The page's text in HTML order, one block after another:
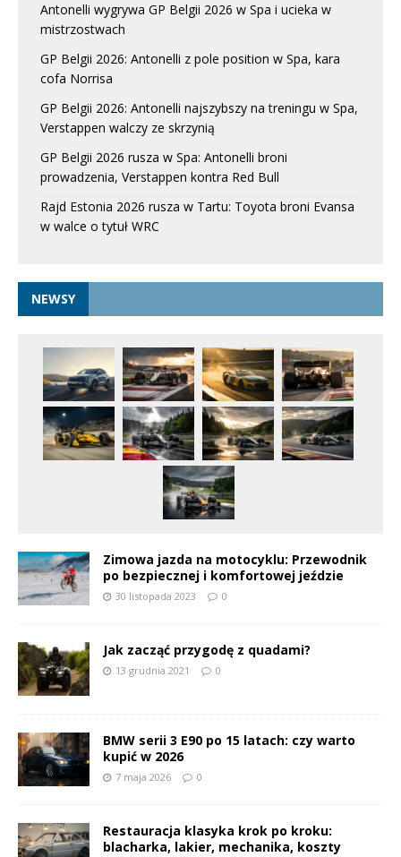
Antonelli wygrywa GP Belgii 2026 w Spa i ucieka w
mistrzostwach
GP Belgii 2026: Antonelli z pole position w Spa, kara
cofa Norrisa
GP Belgii 2026: Antonelli najszybszy na treningu w Spa,
Verstappen walczy ze skrzynią
GP Belgii 2026 rusza w Spa: Antonelli broni
prowadzenia, Verstappen kontra Red Bull
Rajd Estonia 2026 rusza w Tartu: Toyota broni Evansa
w walce o tytuł WRC
NEWSY
Zimowa jazda na motocyklu: Przewodnik
po bezpiecznej i komfortowej jeździe
30 listopada 2023 0
Jak zacząć przygodę z quadami?
13 grudnia 2021 0
BMW serii 3 E90 po 15 latach: czy warto
kupić w 2026
7 maja 2026 0
Restauracja klasyka krok po kroku:
blacharka, lakier, mechanika, koszty